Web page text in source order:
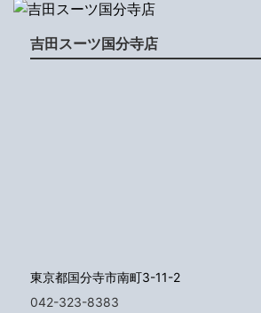
吉田スーツ国分寺店
東京都国分寺市南町3-11-2
042-323-8383